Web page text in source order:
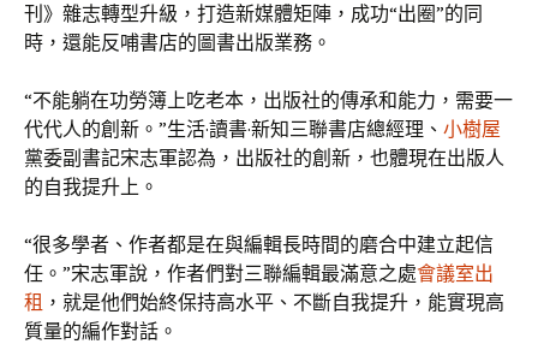
刊》雜志轉型升級，打造新媒體矩陣，成功“出圈”的同
時，還能反哺書店的圖書出版業務。
“不能躺在功勞簿上吃老本，出版社的傳承和能力，需要一
代代人的創新。”生活·讀書·新知三聯書店總經理、 小樹屋
黨委副書記宋志軍認為，出版社的創新，也體現在出版人
的自我提升上。
“很多學者、作者都是在與編輯長時間的磨合中建立起信
任。”宋志軍說，作者們對三聯編輯最滿意之處會議室出
租 ，就是他們始終保持高水平、不斷自我提升，能實現高
質量的編作對話。